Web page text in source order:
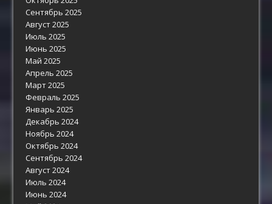
Сентябрь 2025
Август 2025
Июль 2025
Июнь 2025
Май 2025
Апрель 2025
Март 2025
Февраль 2025
Январь 2025
Декабрь 2024
Ноябрь 2024
Октябрь 2024
Сентябрь 2024
Август 2024
Июль 2024
Июнь 2024